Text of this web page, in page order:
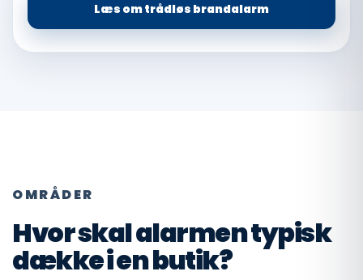
Læs om trådløs brandalarm
OMRÅDER
Hvor skal alarmen typisk
dække i en butik?